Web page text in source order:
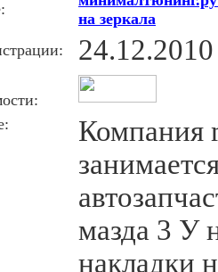
на зеркала
24.12.2010
Компания
мазда 3 У
накладки